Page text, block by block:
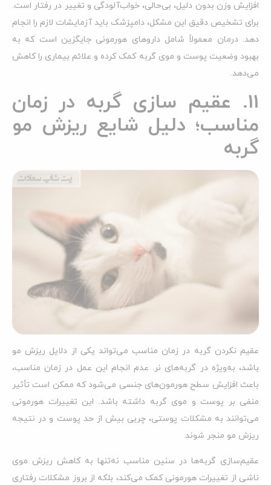
افزایش وزن بدون دلیل، بی‌حالی، خواب‌آلودگی و تغییر در رفتار است.
برای تشخیص دقیق این مشکل، دامپزشک باید آزمایشات لازم را انجام
دهد. درمان معمولاً شامل داروهای هورمونی جایگزین است که به
بهبود وضعیت پوست و موی گربه کمک کرده و علائم بیماری را کاهش
می‌دهد.
11. عقیم سازی گربه در زمان
مناسب؛ دلیل شایع ریزش مو
گربه
عقیم نکردن گربه در زمان مناسب می‌تواند یکی از دلایل ریزش مو
باشد، به‌ویژه در گربه‌های نر. عدم انجام این عمل در زمان مناسب،
باعث افزایش سطح هورمون‌های جنسی می‌شود که ممکن است تأثیر
منفی بر پوست و موی گربه داشته باشد. این تغییرات هورمونی
می‌توانند به مشکلات پوستی، چربی بیش از حد پوست و در نتیجه
ریزش مو منجر شوند.
عقیم‌سازی گربه‌ها در سنین مناسب نه‌تنها به کاهش ریزش موی
ناشی از تغییرات هورمونی کمک می‌کند، بلکه از بروز مشکلات رفتاری